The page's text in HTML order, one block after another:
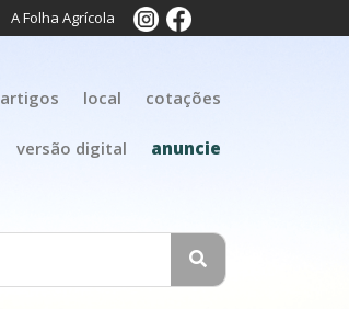
A Folha Agrícola
artigos local cotações
versão digital anuncie